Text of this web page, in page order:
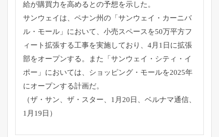
給が購買力を高めるとの予想を示した。
サンウェイは、ペナン州の「サンウェイ・カーニバ
ル・モール」において、小売スペースを50万平方フ
ィート拡張する工事を実施しており、4月1日に拡張
部をオープンする。また「サンウェイ・シティ・イ
ポー」においては、ショッピング・モールを2025年
にオープンする計画だ。
（ザ・サン、ザ・スター、1月20日、ベルナマ通信、
1月19日）